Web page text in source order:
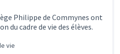
Philippe de Commynes ont
du cadre de vie des élèves.
vie